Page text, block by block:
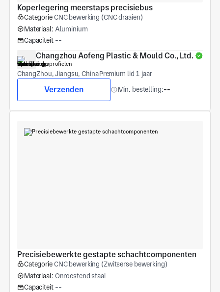
Koperlegering meerstaps precisiebus
CategorieCNC bewerking (CNC draaien)
Materiaal: Aluminium
Capaciteit --
Changzhou Aofeng Plastic & Mould Co., Ltd.
ChangZhou, Jiangsu, ChinaPremium lid 1 jaar
Verzenden Min. bestelling:--
Precisiebewerkte gestapte schachtcomponenten
CategorieCNC bewerking (Zwitserse bewerking)
Materiaal: Onroestend staal
Capaciteit --